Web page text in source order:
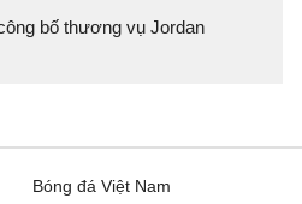
bố thương vụ Jordan
Bóng đá Việt Nam